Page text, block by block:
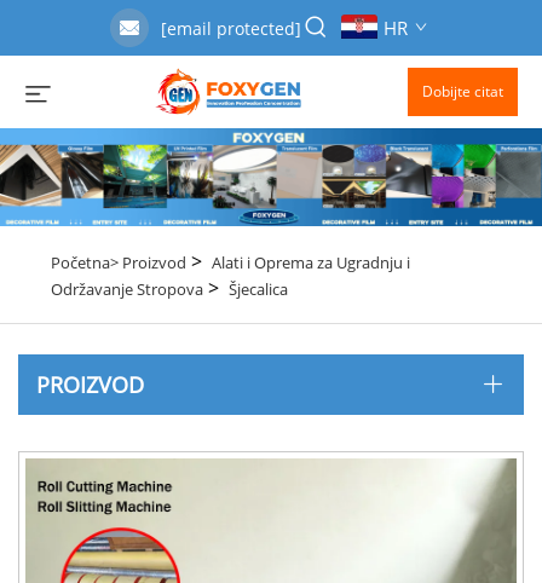
[email protected] HR
Dobijte citat
Početna> Proizvod > Alati i Oprema za Ugradnju i
Održavanje Stropova> Šjecalica
PROIZVOD